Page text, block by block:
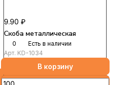
9.90 ₽
Скоба металлическая
0
Есть в наличии
Арт. KD-1034
В корзину